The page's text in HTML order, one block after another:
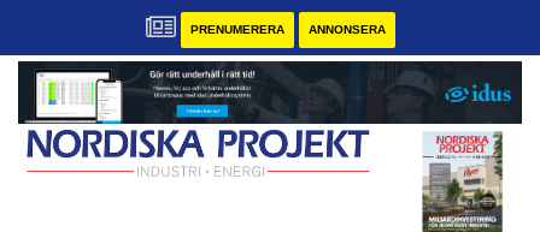
PRENUMERERA ANNONSERA